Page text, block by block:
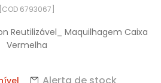
[COD 6793067]
Reutilizável_ Maquilhagem Caixa
Vermelha